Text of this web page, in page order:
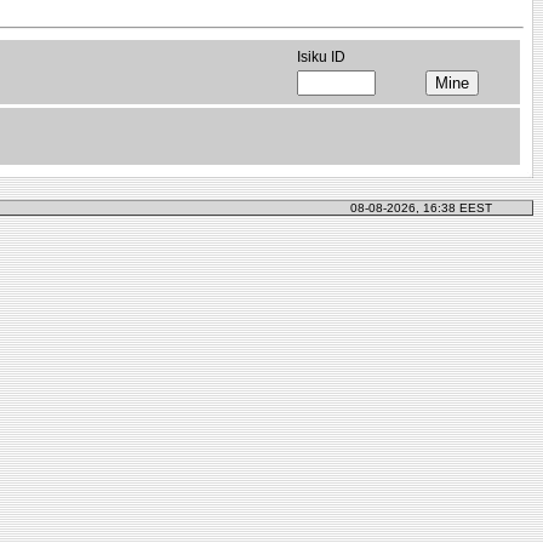
Isiku ID
08-08-2026, 16:38 EEST